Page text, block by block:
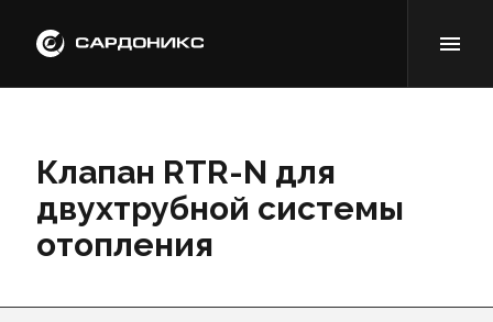
Клапан RTR-N для
двухтрубной системы
отопления